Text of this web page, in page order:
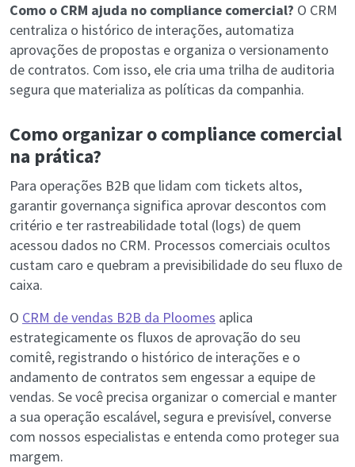
Como o CRM ajuda no compliance comercial? O CRM
centraliza o histórico de interações, automatiza
aprovações de propostas e organiza o versionamento
de contratos. Com isso, ele cria uma trilha de auditoria
segura que materializa as políticas da companhia.
Como organizar o compliance comercial
na prática?
Para operações B2B que lidam com tickets altos,
garantir governança significa aprovar descontos com
critério e ter rastreabilidade total (logs) de quem
acessou dados no CRM. Processos comerciais ocultos
custam caro e quebram a previsibilidade do seu fluxo de
caixa.
O CRM de vendas B2B da Ploomes aplica
estrategicamente os fluxos de aprovação do seu
comitê, registrando o histórico de interações e o
andamento de contratos sem engessar a equipe de
vendas. Se você precisa organizar o comercial e manter
a sua operação escalável, segura e previsível, converse
com nossos especialistas e entenda como proteger sua
margem.